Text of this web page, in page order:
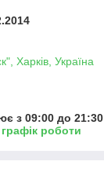
Харків, Україна
з 09:00 до 21:30
роботи